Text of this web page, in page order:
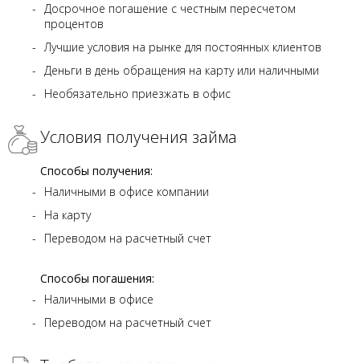
Досрочное погашение с честным пересчетом
процентов
Лучшие условия на рынке для постоянных клиентов
Деньги в день обращения на карту или наличными
Необязательно приезжать в офис
Условия получения займа
Способы получения:
Наличными в офисе компании
На карту
Переводом на расчетный счет
Способы погашения:
Наличными в офисе
Переводом на расчетный счет